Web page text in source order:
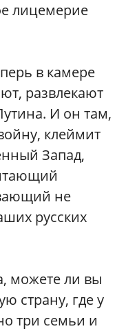
лицемерие
в камере
развлекают
И он там,
клеймит
Запад,
не
русских
можете ли вы
страну, где у
три семьи и